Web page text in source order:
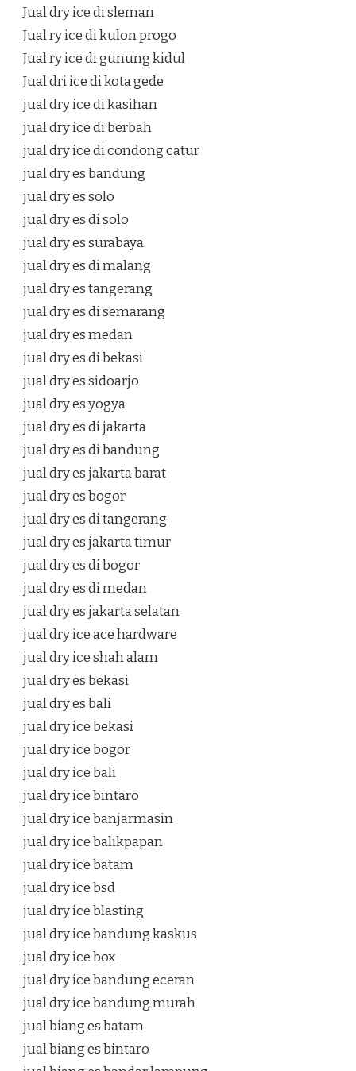
Jual dry ice di sleman
Jual ry ice di kulon progo
Jual ry ice di gunung kidul
Jual dri ice di kota gede
jual dry ice di kasihan
jual dry ice di berbah
jual dry ice di condong catur
jual dry es bandung
jual dry es solo
jual dry es di solo
jual dry es surabaya
jual dry es di malang
jual dry es tangerang
jual dry es di semarang
jual dry es medan
jual dry es di bekasi
jual dry es sidoarjo
jual dry es yogya
jual dry es di jakarta
jual dry es di bandung
jual dry es jakarta barat
jual dry es bogor
jual dry es di tangerang
jual dry es jakarta timur
jual dry es di bogor
jual dry es di medan
jual dry es jakarta selatan
jual dry ice ace hardware
jual dry ice shah alam
jual dry es bekasi
jual dry es bali
jual dry ice bekasi
jual dry ice bogor
jual dry ice bali
jual dry ice bintaro
jual dry ice banjarmasin
jual dry ice balikpapan
jual dry ice batam
jual dry ice bsd
jual dry ice blasting
jual dry ice bandung kaskus
jual dry ice box
jual dry ice bandung eceran
jual dry ice bandung murah
jual biang es batam
jual biang es bintaro